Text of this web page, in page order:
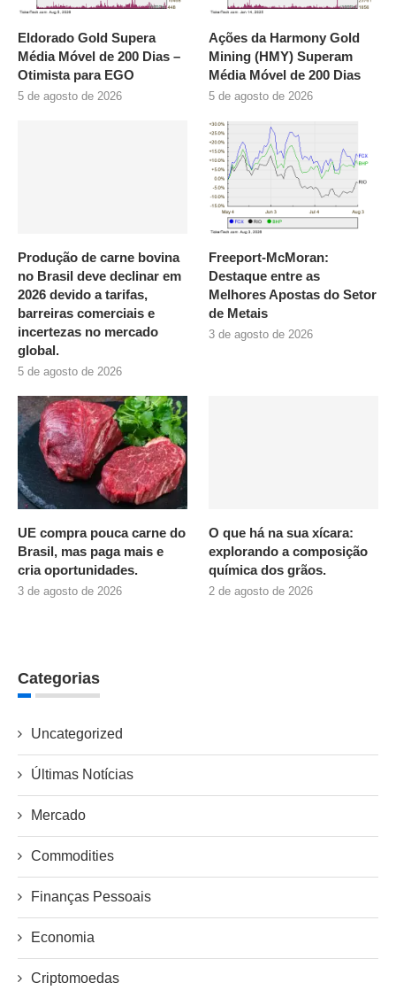
Eldorado Gold Supera
Média Móvel de 200 Dias –
Otimista para EGO
5 de agosto de 2026
Ações da Harmony Gold
Mining (HMY) Superam
Média Móvel de 200 Dias
5 de agosto de 2026
Produção de carne bovina
no Brasil deve declinar em
2026 devido a tarifas,
barreiras comerciais e
incertezas no mercado
global.
5 de agosto de 2026
Freeport-McMoran:
Destaque entre as
Melhores Apostas do Setor
de Metais
3 de agosto de 2026
UE compra pouca carne do
Brasil, mas paga mais e
cria oportunidades.
3 de agosto de 2026
O que há na sua xícara:
explorando a composição
química dos grãos.
2 de agosto de 2026
Categorias
Uncategorized
Últimas Notícias
Mercado
Commodities
Finanças Pessoais
Economia
Criptomoedas